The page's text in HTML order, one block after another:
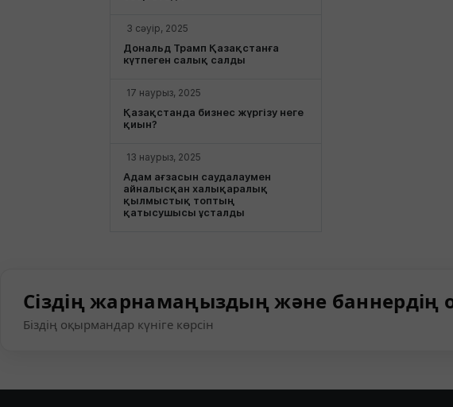
3 сәуір, 2025
Дональд Трамп Қазақстанға
күтпеген салық салды
17 наурыз, 2025
Қазақстанда бизнес жүргізу неге
қиын?
13 наурыз, 2025
Адам ағзасын саудалаумен
айналысқан халықаралық
қылмыстық топтың
қатысушысы ұсталды
Сіздің жарнамаңыздың және баннердің
Біздің оқырмандар күніге көрсін